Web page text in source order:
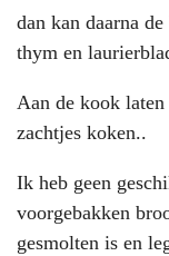
dan kan daarna
thym en
Aan de kook
zachtjes koken..
Ik heb geen
voorgebakken
gesmolten is en